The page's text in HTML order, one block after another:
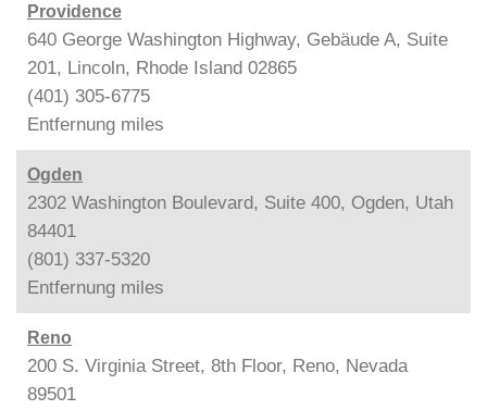
Providence
640 George Washington Highway, Gebäude A, Suite
201, Lincoln, Rhode Island 02865
(401) 305-6775
Entfernung miles
Ogden
2302 Washington Boulevard, Suite 400, Ogden, Utah
84401
(801) 337-5320
Entfernung miles
Reno
200 S. Virginia Street, 8th Floor, Reno, Nevada
89501